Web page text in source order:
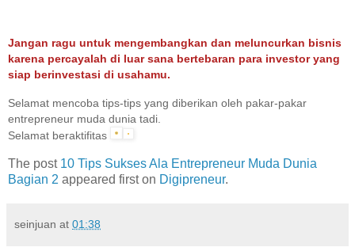
Jangan ragu untuk mengembangkan dan meluncurkan bisnis
karena percayalah di luar sana bertebaran para investor yang
siap berinvestasi di usahamu.
Selamat mencoba tips-tips yang diberikan oleh pakar-pakar
entrepreneur muda dunia tadi.
Selamat beraktifitas
The post 10 Tips Sukses Ala Entrepreneur Muda Dunia
Bagian 2 appeared first on Digipreneur.
seinjuan at 01:38